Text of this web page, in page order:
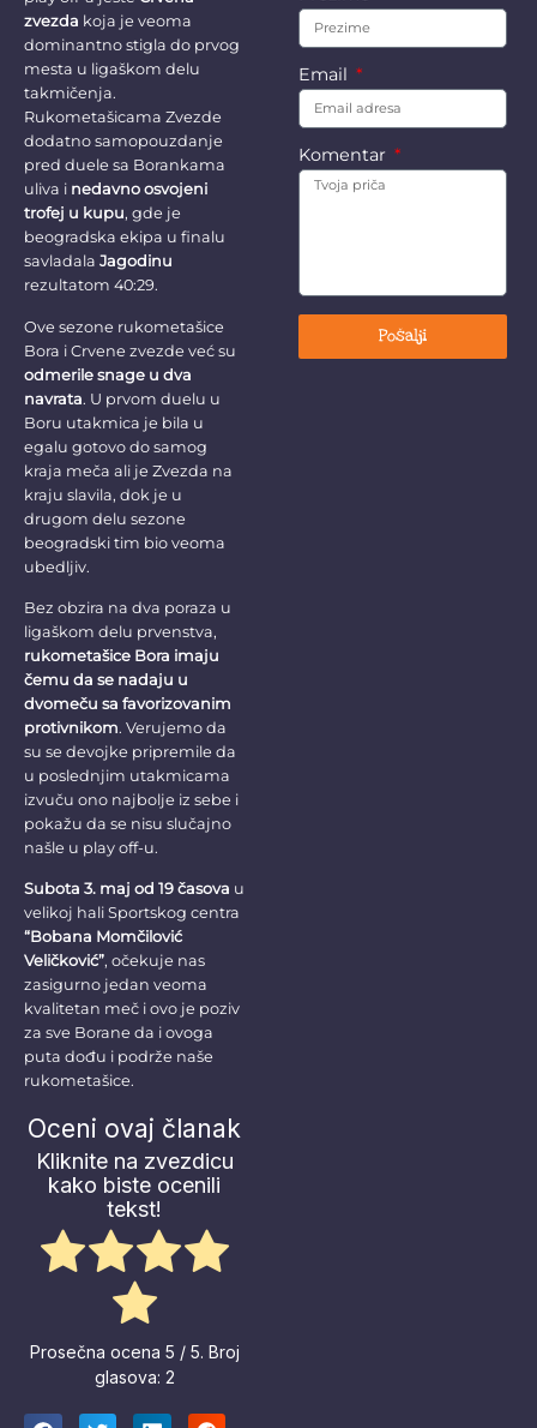
zvezda koja je veoma
dominantno stigla do prvog
mesta u ligaškom delu
takmičenja.
Rukometašicama Zvezde
dodatno samopouzdanje
pred duele sa Borankama
uliva i nedavno osvojeni
trofej u kupu, gde je
beogradska ekipa u finalu
savladala Jagodinu
rezultatom 40:29.
Ove sezone rukometašice
Bora i Crvene zvezde već su
odmerile snage u dva
navrata. U prvom duelu u
Boru utakmica je bila u
egalu gotovo do samog
kraja meča ali je Zvezda na
kraju slavila, dok je u
drugom delu sezone
beogradski tim bio veoma
ubedljiv.
Bez obzira na dva poraza u
ligaškom delu prvenstva,
rukometašice Bora imaju
čemu da se nadaju u
dvomeču sa favorizovanim
protivnikom. Verujemo da
su se devojke pripremile da
u poslednjim utakmicama
izvuču ono najbolje iz sebe i
pokažu da se nisu slučajno
našle u play off-u.
Subota 3. maj od 19 časova u
velikoj hali Sportskog centra
“Bobana Momčilović
Veličković”, očekuje nas
zasigurno jedan veoma
kvalitetan meč i ovo je poziv
za sve Borane da i ovoga
puta dođu i podrže naše
rukometašice.
Oceni ovaj članak
Kliknite na zvezdicu
kako biste ocenili
tekst!
Prosečna ocena 5 / 5. Broj
glasova: 2
Email
Komentar
Pošalji